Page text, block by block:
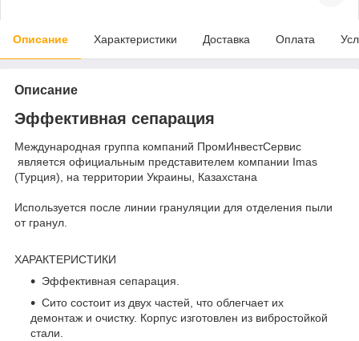
Описание Характеристики Доставка Оплата
Описание
Эффективная сепарация
Международная группа компаний ПромИнвестСервис
является официальным представителем компании Imas
(Турция), на территории Украины, Казахстана
Используется после линии грануляции для отделения пыли
от гранул.
ХАРАКТЕРИСТИКИ
Эффективная сепарация.
Сито состоит из двух частей, что облегчает их
демонтаж и очистку. Корпус изготовлен из вибростойкой
стали.